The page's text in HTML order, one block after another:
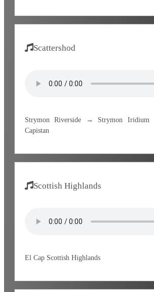
Scattershod
Strymon Riverside → Strymon
Capistan
Scottish Highlands
El Cap Scottish Highlands